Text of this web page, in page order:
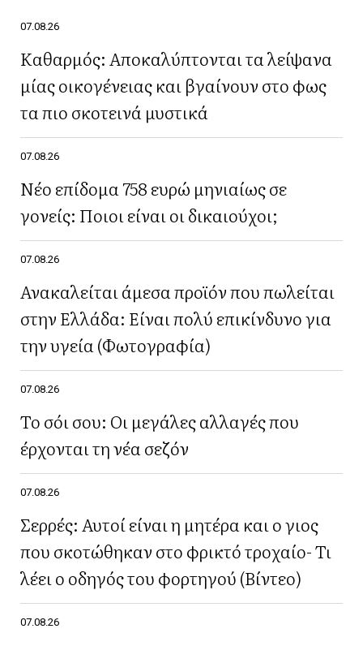
07.08.26
Καθαρμός: Αποκαλύπτονται τα λείψανα
μίας οικογένειας και βγαίνουν στο φως
τα πιο σκοτεινά μυστικά
07.08.26
Νέο επίδομα 758 ευρώ μηνιαίως σε
γονείς: Ποιοι είναι οι δικαιούχοι;
07.08.26
Ανακαλείται άμεσα προϊόν που πωλείται
στην Ελλάδα: Είναι πολύ επικίνδυνο για
την υγεία (Φωτογραφία)
07.08.26
Το σόι σου: Οι μεγάλες αλλαγές που
έρχονται τη νέα σεζόν
07.08.26
Σερρές: Αυτοί είναι η μητέρα και ο γιος
που σκοτώθηκαν στο φρικτό τροχαίο- Τι
λέει ο οδηγός του φορτηγού (Βίντεο)
07.08.26